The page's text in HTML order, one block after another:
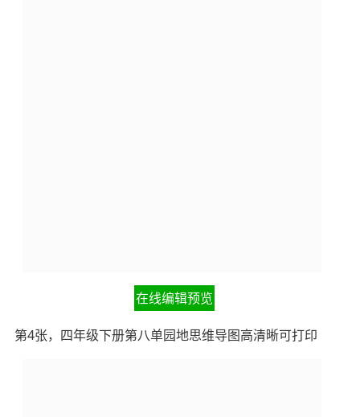
在线编辑预览
第4张，四年级下册第八单园地思维导图高清晰可打印